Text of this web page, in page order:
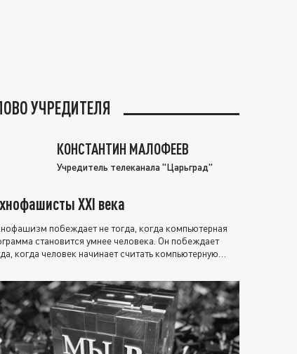
УЧРЕДИТЕЛЯ
КОНСТАНТИН МАЛОФЕЕВ
Учредитель телеканала "Царьград"
XXI века
побеждает не тогда, когда компьютерная
становится умнее человека. Он побеждает
когда человек начинает считать компьютерную